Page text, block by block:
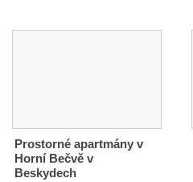
Prostorné apartmány v
Horní Bečvě v
Beskydech